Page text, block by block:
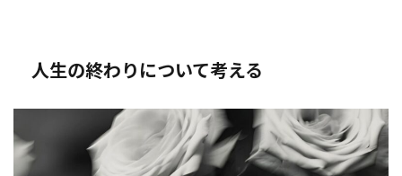
人生の終わりについて考える